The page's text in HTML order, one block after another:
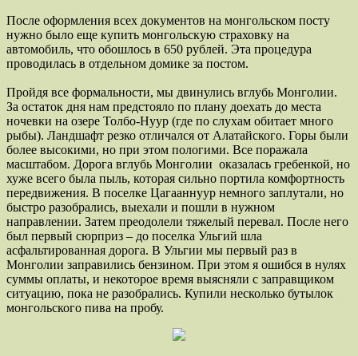
После оформления всех документов на монгольском посту
нужно было еще купить монгольскую страховку на
автомобиль, что обошлось в 650 рублей. Эта процедура
проводилась в отдельном домике за постом.
Пройдя все формальности, мы двинулись вглубь Монголии.
За остаток дня нам предстояло по плану доехать до места
ночевки на озере Толбо-Нуур (где по слухам обитает много
рыбы). Ландшафт резко отличался от Алатайского. Горы были
более высокими, но при этом пологими. Все поражала
масштабом. Дорога вглубь Монголии оказалась гребенкой, но
хуже всего была пыль, которая сильно портила комфортность
передвижения. В поселке Цагааннуур немного заплутали, но
быстро разобрались, выехали и пошли в нужном
направлении. Затем преодолели тяжелый перевал. После него
был первый сюрприз – до поселка Ульгий шла
асфальтированная дорога. В Ульгии мы первый раз в
Монголии заправились бензином. При этом я ошибся в нулях
суммы оплаты, и некоторое время выясняли с заправщиком
ситуацию, пока не разобрались. Купили несколько бутылок
монгольского пива на пробу.